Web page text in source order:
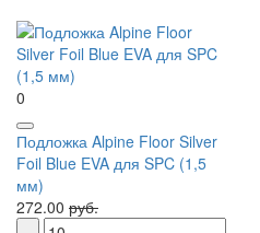
0
Подложка Alpine Floor Silver
Foil Blue EVA для SPC (1,5
мм)
272.00 руб.